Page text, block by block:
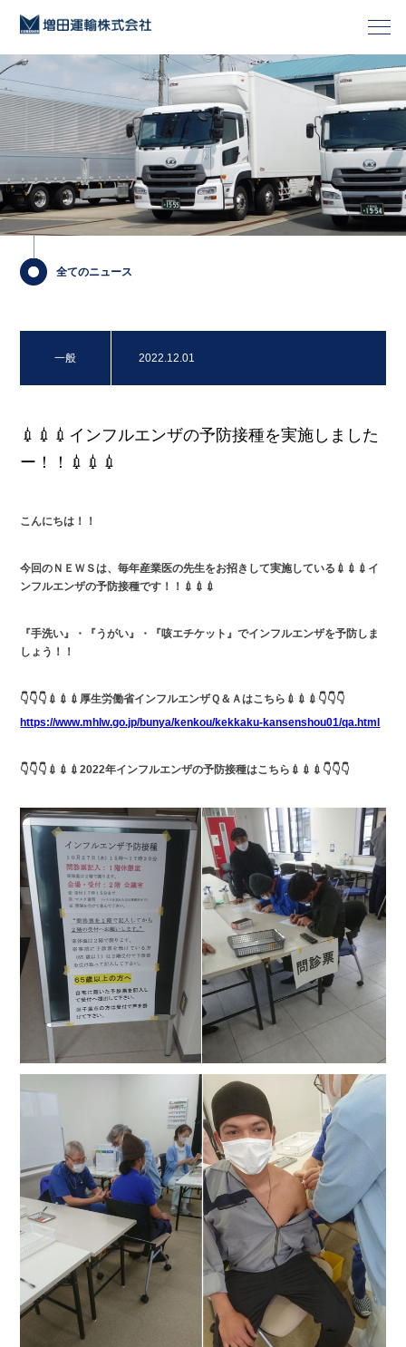
全てのニュース
一般 2022.12.01
💉💉💉インフルエンザの予防接種を実施しました
ー！！💉💉💉
こんにちは！！
今回のＮＥＷＳは、毎年産業医の先生をお招きして実施している💉💉💉イ
ンフルエンザの予防接種です！！💉💉💉
『手洗い』・『うがい』・『咳エチケット』でインフルエンザを予防しま
しょう！！
👇👇👇💉💉💉厚生労働省インフルエンザＱ＆Ａはこちら💉💉💉👇👇👇
https://www.mhlw.go.jp/bunya/kenkou/kekkaku-kansenshou01/qa.html
👇👇👇💉💉💉2022年インフルエンザの予防接種はこちら💉💉💉👇👇👇